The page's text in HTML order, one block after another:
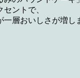
ントで、
層おいしさが増し